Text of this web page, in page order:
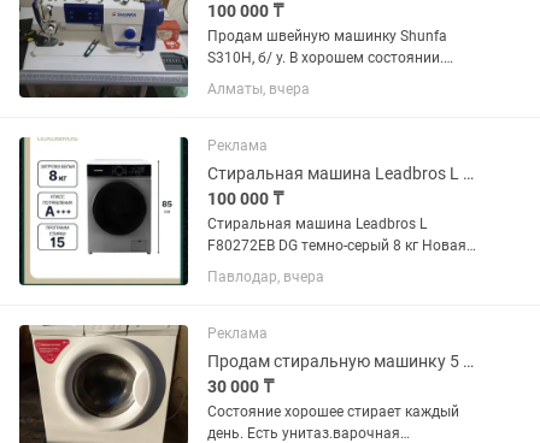
100 000 ₸
Продам швейную машинку Shunfa
S310H, б/ у. В хорошем состоянии.
Самовывоз. Масло в подарок
Алматы, вчера
Реклама
Стиральная машина Leadbros L F80272EB DG темносерый
100 000 ₸
Стиральная машина Leadbros L
F80272EB DG темно‑серый 8 кг Новая
не открывалась коробка 130.000 тнг
Подарили, дома есть стиральная
Павлодар, вчера
Реклама
Продам стиральную машинку 5 кг. И газовая плита GRETA. В рабочем состоянии.
30 000 ₸
Состояние хорошее стирает каждый
день. Есть унитаз.варочная